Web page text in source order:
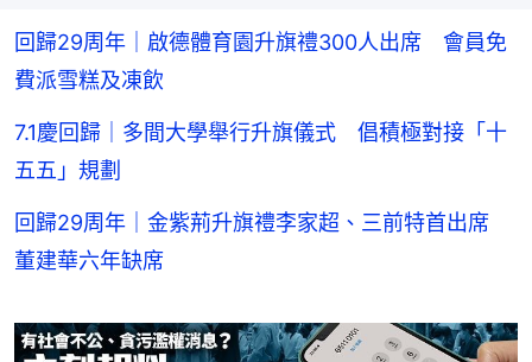
回歸29周年｜啟德體育園升旗禮300人出席 會員免
費派雪糕及凍飲
7.1慶回歸｜多間大學舉行升旗儀式 倡積極對接「十
五五」規劃
回歸29周年｜金紫荊升旗禮李家超、三前特首出席
董建華六年缺席